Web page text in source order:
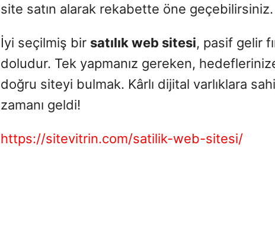
site satın alarak rekabette öne geçebilirsiniz.
İyi seçilmiş bir satılık web sitesi, pasif gelir
doludur. Tek yapmanız gereken,
doğru siteyi bulmak. Kârlı dijital varlıklara
zamanı geldi!
https://sitevitrin.com/satilik-web-sitesi/